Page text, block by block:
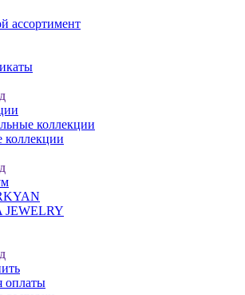
ассортимент
коллекции
коллекции
JEWELRY
оплаты